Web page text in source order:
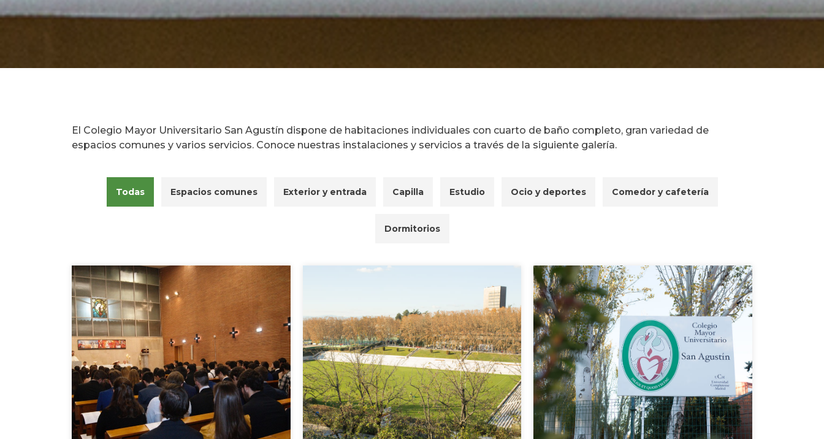
El Colegio Mayor Universitario San Agustín dispone de habitaciones individuales con cuarto de baño completo, gran variedad de
espacios comunes y varios servicios. Conoce nuestras instalaciones y servicios a través de la siguiente galería.
Todas Espacios comunes Exterior y entrada Capilla Estudio Ocio y deportes Comedor y cafetería
Dormitorios